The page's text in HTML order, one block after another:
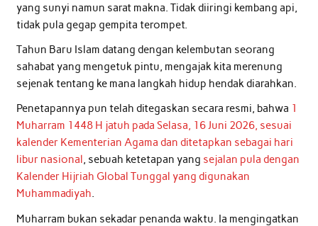
yang sunyi namun sarat makna. Tidak diiringi kembang api,
tidak pula gegap gempita terompet.
Tahun Baru Islam datang dengan kelembutan seorang
sahabat yang mengetuk pintu, mengajak kita merenung
sejenak tentang ke mana langkah hidup hendak diarahkan.
Penetapannya pun telah ditegaskan secara resmi, bahwa 1
Muharram 1448 H jatuh pada Selasa, 16 Juni 2026, sesuai
kalender Kementerian Agama dan ditetapkan sebagai hari
libur nasional , sebuah ketetapan yang sejalan pula dengan
Kalender Hijriah Global Tunggal yang digunakan
Muhammadiyah.
Muharram bukan sekadar penanda waktu. Ia mengingatkan